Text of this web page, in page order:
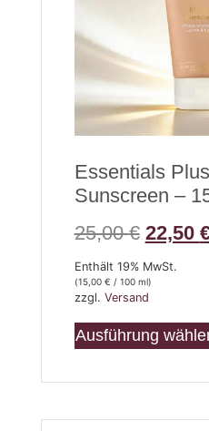
Essentials
Sunscreen –
25,00€ 22,50
Enthält 19% MwSt.
(15,00 € / 100 ml)
zzgl. Versand
Ausführung